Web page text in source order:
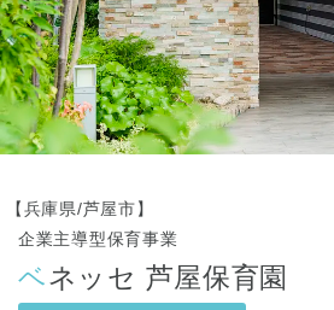
【兵庫県/芦屋市】
企業主導型保育事業
ベネッセ 芦屋保育園